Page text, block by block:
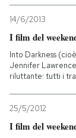
14/6/2013
I film del
Into Darkness
Jennifer
riluttante: tutti i
25/5/2012
I film del